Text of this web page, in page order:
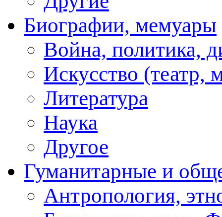
Биографии, мемуары
Война, политика,
Искусство (театр,
Литература
Наука
Другое
Гуманитарные и
Антропология,